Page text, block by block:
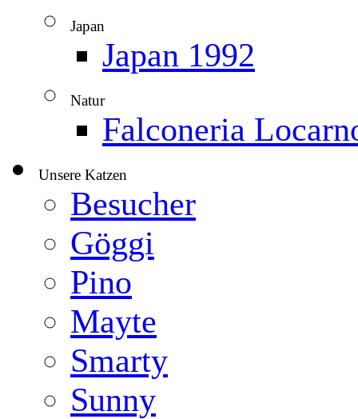
Japan
Japan 1992
Natur▼
Falconeria
Unsere Katzen
Besucher
Göggi
Pino
Mayte
Smarty
Sunny